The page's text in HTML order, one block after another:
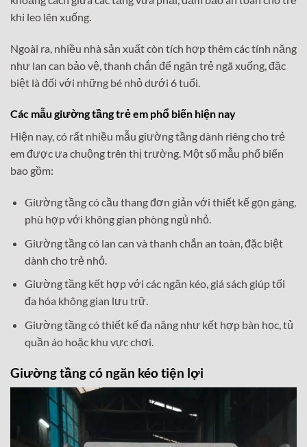
khi leo lên xuống.
Ngoài ra, nhiều nhà sản xuất còn tích hợp thêm các tính năng
như lan can bảo vệ, thanh chắn để ngăn trẻ ngã xuống, đặc
biệt là đối với những bé nhỏ dưới 6 tuổi.
Các mẫu giường tầng trẻ em phổ biến hiện nay
Hiện nay, có rất nhiều mẫu giường tầng dành riêng cho trẻ
em được ưa chuộng trên thị trường. Một số mẫu phổ biến
bao gồm:
Giường tầng có cầu thang đơn giản với thiết kế gọn gàng,
phù hợp với không gian phòng ngủ nhỏ.
Giường tầng có lan can và thanh chắn an toàn, đặc biệt
dành cho trẻ nhỏ.
Giường tầng kết hợp với các ngăn kéo, giá sách giúp tối
đa hóa không gian lưu trữ.
Giường tầng có thiết kế đa năng như kết hợp bàn học, tủ
quần áo hoặc khu vực chơi.
Giường tầng có ngăn kéo tiện lợi